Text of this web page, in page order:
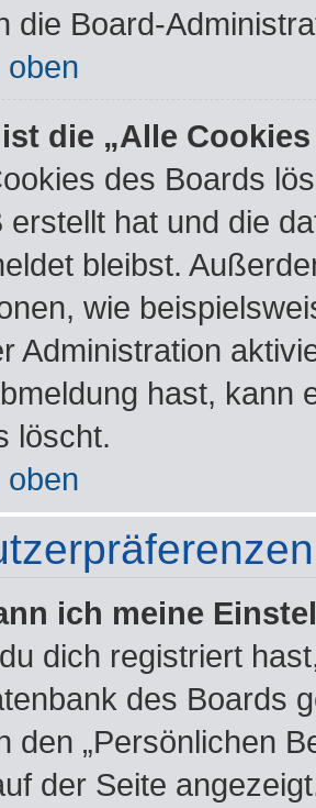
die Board-
oben
die „Alle
des Boards
erstellt hat und die
bleibst.
wie
Administration
hast, kann
löscht.
oben
ich meine
dich registriert
des Boards
den „Persönlichen
der Seite